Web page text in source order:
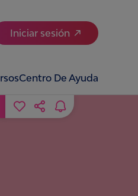
Iniciar sesión
Centro De Ayuda